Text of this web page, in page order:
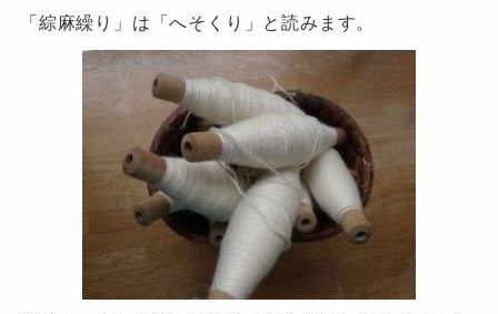
「綜麻繰り」は「へそくり」と読みます。